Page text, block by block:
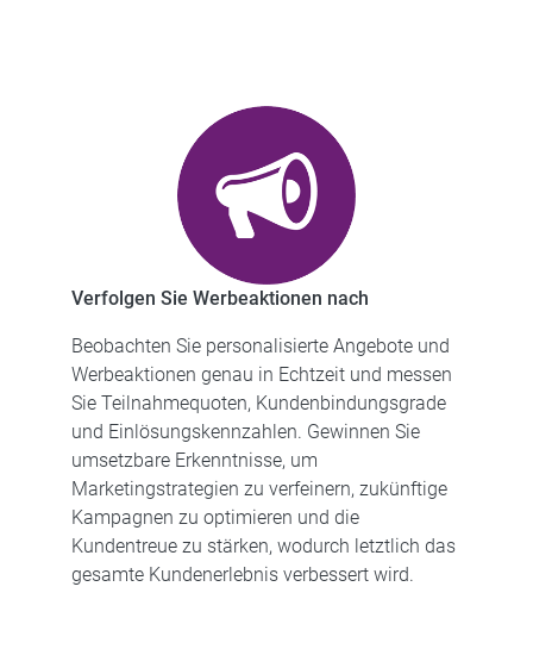
Verfolgen Sie Werbeaktionen nach
Beobachten Sie personalisierte Angebote und
Werbeaktionen genau in Echtzeit und messen
Sie Teilnahmequoten, Kundenbindungsgrade
und Einlösungskennzahlen. Gewinnen Sie
umsetzbare Erkenntnisse, um
Marketingstrategien zu verfeinern, zukünftige
Kampagnen zu optimieren und die
Kundentreue zu stärken, wodurch letztlich das
gesamte Kundenerlebnis verbessert wird.